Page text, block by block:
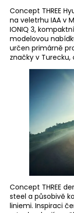
Concept THREE
na veletrhu IAA v
IONIQ 3,
modelovou
určen primárně
značky v
Concept THREE
steel a působivě
liniemi. Inspiraci